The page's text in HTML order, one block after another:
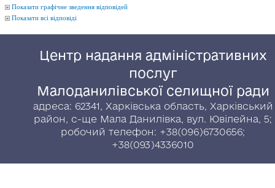
Показати графічне зведення відповідей
Показати всі відповіді
Центр надання адміністративних
послуг
Малоданилівської селищної ради
адреса: 62341, Харківська область, Харківський
район, с-ще Мала Данилівка, вул. Ювілейна, 5;
робочий телефон: +38(096)6730656;
+38(093)4336010